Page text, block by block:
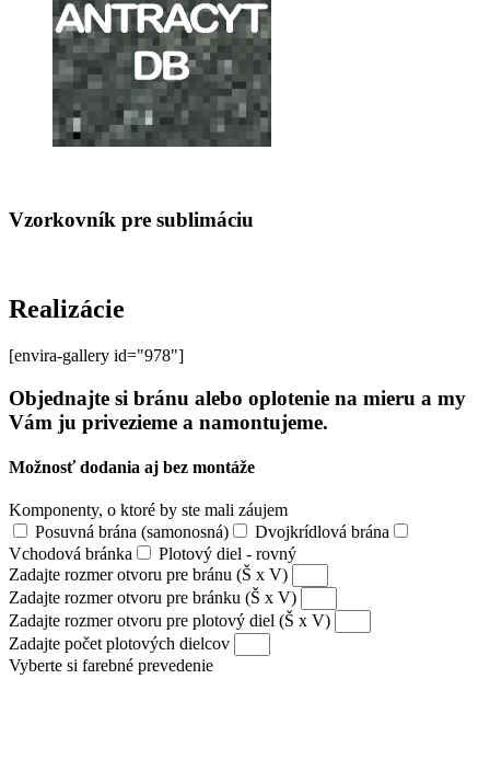
Vzorkovník pre sublimáciu
Realizácie
[envira-gallery id="978"]
Objednajte si bránu alebo oplotenie na mieru a my
Vám ju privezieme a namontujeme.
Možnosť dodania aj bez montáže
Komponenty, o ktoré by ste mali záujem
Posuvná brána (samonosná)
Dvojkrídlová brána
Vchodová bránka
Plotový diel - rovný
Zadajte rozmer otvoru pre bránu (Š x V)
Zadajte rozmer otvoru pre bránku (Š x V)
Zadajte rozmer otvoru pre plotový diel (Š x V)
Zadajte počet plotových dielcov
Vyberte si farebné prevedenie